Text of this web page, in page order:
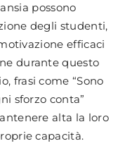
possono
degli studenti,
efficaci
durante questo
frasi come “Sono
sforzo conta”
alta la loro
capacità.